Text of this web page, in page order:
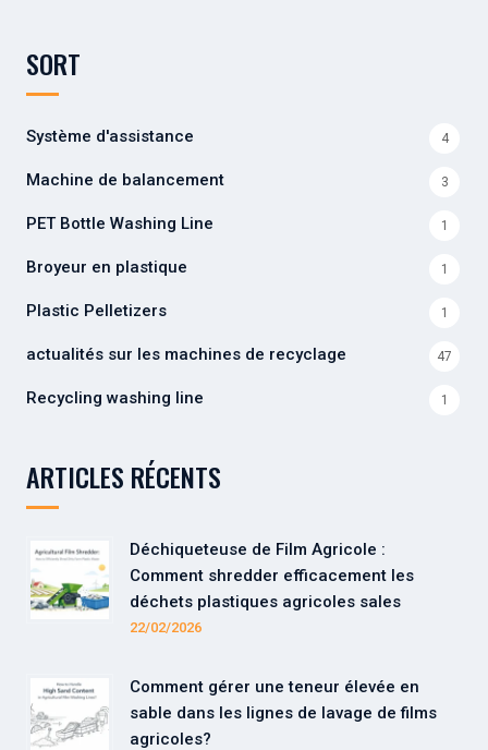
SORT
Système d'assistance 4
Machine de balancement 3
PET Bottle Washing Line 1
Broyeur en plastique 1
Plastic Pelletizers 1
actualités sur les machines de recyclage 47
Recycling washing line 1
ARTICLES RÉCENTS
Déchiqueteuse de Film Agricole :
Comment shredder efficacement les
déchets plastiques agricoles sales
22/02/2026
Comment gérer une teneur élevée en
sable dans les lignes de lavage de films
agricoles?